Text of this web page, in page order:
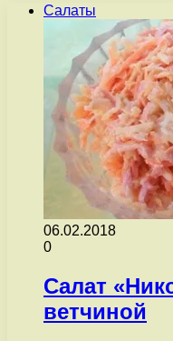
Салаты
06.02.2018
0
Салат
ветчиной